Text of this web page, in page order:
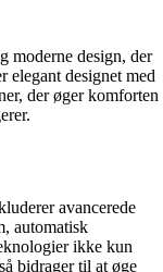
moderne design, der
elegant designet med
der øger komforten
avancerede
automatisk
ikke kun
bidrager til at øge